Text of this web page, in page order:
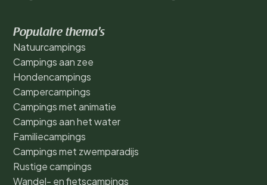
Populaire thema's
Natuurcampings
Campings aan zee
Hondencampings
Campercampings
Campings met animatie
Campings aan het water
Familiecampings
Campings met zwemparadijs
Rustige campings
Wandel- en fietscampings